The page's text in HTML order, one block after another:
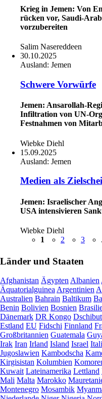
Krieg in Jemen: Von
rücken vor, Saudi-
vorzubereiten
Salim Nasereddeen
30.10.2025
Ausland: Jemen
Schwere Vorwürfe
Jemen: Ansarollah-
Infiltration von UN-
Festnahmen von
Wiebke Diehl
15.09.2025
Ausland: Jemen
Medien als
Jemen: Israelischer
USA intensivieren
Wiebke Diehl
1
2 3
Länder und Staaten
Afghanistan Ägypten Albanien
Äquatorialguinea Argentinien
Australien Bahrain Baltikum
Benin Bolivien Bosnien
Dänemark DR Kongo
Estland EU Fidschi Finnland
Großbritannien Guatemala
Irak Iran Irland Island Israel
Jugoslawien Kambodscha
Kirgisistan Kolumbien
Kuwait Lateinamerika Lettland
Mali Malta Marokko
Montenegro Mosambik